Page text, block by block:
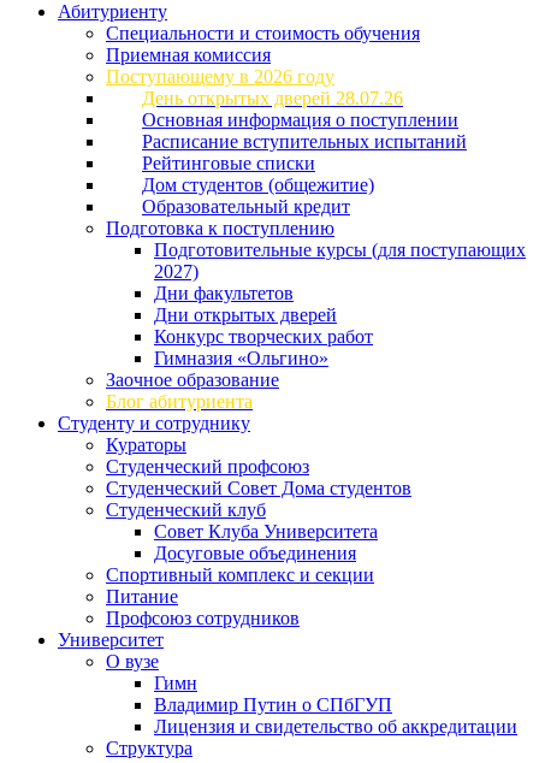
Абитуриенту
Специальности и стоимость обучения
Приемная комиссия
Поступающему в 2026 году
День открытых дверей 28.07.26
Основная информация о поступлении
Расписание вступительных испытаний
Рейтинговые списки
Дом студентов (общежитие)
Образовательный кредит
Подготовка к поступлению
Подготовительные курсы (для поступающих
2027)
Дни факультетов
Дни открытых дверей
Конкурс творческих работ
Гимназия «Ольгино»
Заочное образование
Блог абитуриента
Студенту и сотруднику
Кураторы
Студенческий профсоюз
Студенческий Совет Дома студентов
Студенческий клуб
Совет Клуба Университета
Досуговые объединения
Спортивный комплекс и секции
Питание
Профсоюз сотрудников
Университет
О вузе
Гимн
Владимир Путин о СПбГУП
Лицензия и свидетельство об аккредитации
Структура